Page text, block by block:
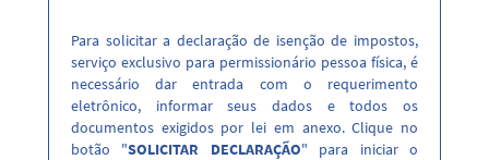
Para solicitar a declaração de isenção de impostos,
serviço exclusivo para permissionário pessoa física, é
necessário dar entrada com o requerimento
eletrônico, informar seus dados e todos os
documentos exigidos por lei em anexo. Clique no
botão "SOLICITAR DECLARAÇÃO" para iniciar o